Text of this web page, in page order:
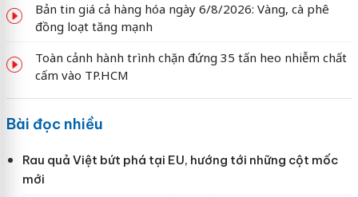
Bản tin giá cả hàng hóa ngày 6/8/2026: Vàng, cà phê
đồng loạt tăng mạnh
Toàn cảnh hành trình chặn đứng 35 tấn heo nhiễm chất
cấm vào TP.HCM
Bài đọc nhiều
Rau quả Việt bứt phá tại EU, hướng tới những cột mốc
mới